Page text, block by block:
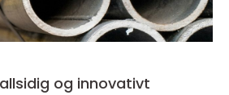
og innovativt